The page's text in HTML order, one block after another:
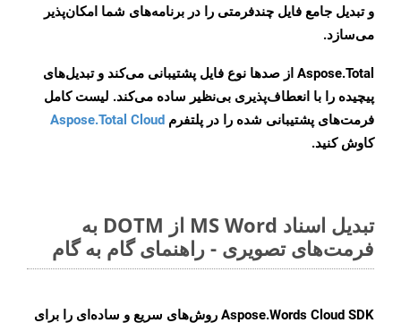
و تبدیل جامع فایل چندفرمتی را در برنامه‌های شما امکان‌پذیر
می‌سازد.
Aspose.Total از صدها نوع فایل پشتیبانی می‌کند و تبدیل‌های
پیچیده را با انعطاف‌پذیری بی‌نظیر ساده می‌کند. لیست کامل
فرمت‌های پشتیبانی شده را در پلتفرم Aspose.Total Cloud
کاوش کنید.
تبدیل اسناد MS Word از DOTM به
فرمت‌های تصویری - راهنمای گام به گام
Aspose.Words Cloud SDK روش‌های سریع و ساده‌ای را برای